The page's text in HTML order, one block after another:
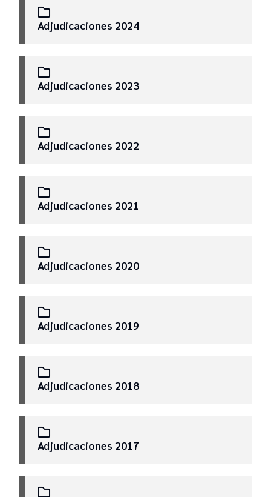
Adjudicaciones 2024
Adjudicaciones 2023
Adjudicaciones 2022
Adjudicaciones 2021
Adjudicaciones 2020
Adjudicaciones 2019
Adjudicaciones 2018
Adjudicaciones 2017